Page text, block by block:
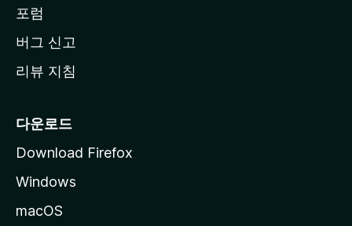
동
포럼
버그 신고
리뷰 지침
다운로드
Download Firefox
Windows
macOS